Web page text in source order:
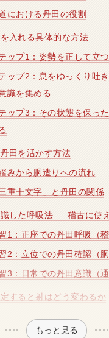
における丹田の役割
入れる具体的な方法
ップ1：姿勢を正して立つ
ップ2：息をゆっくり吐
識を集める
ップ3：その状態を保っ
田を活かす方法
みから胴造りへの流れ
三重十文字」と丹田の関係
した呼吸法 ― 稽古に使
1：正座での丹田呼吸（稽
2：立位での丹田確認（胴
3：日常での丹田意識（通
すると射はどう変わるか
もっと見る